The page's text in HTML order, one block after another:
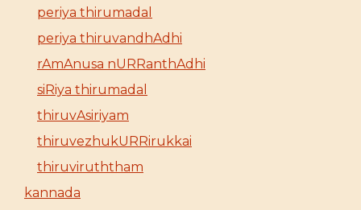
periya thirumadal
periya thiruvandhAdhi
rAmAnusa nURRanthAdhi
siRiya thirumadal
thiruvAsiriyam
thiruvezhukURRirukkai
thiruviruththam
kannada